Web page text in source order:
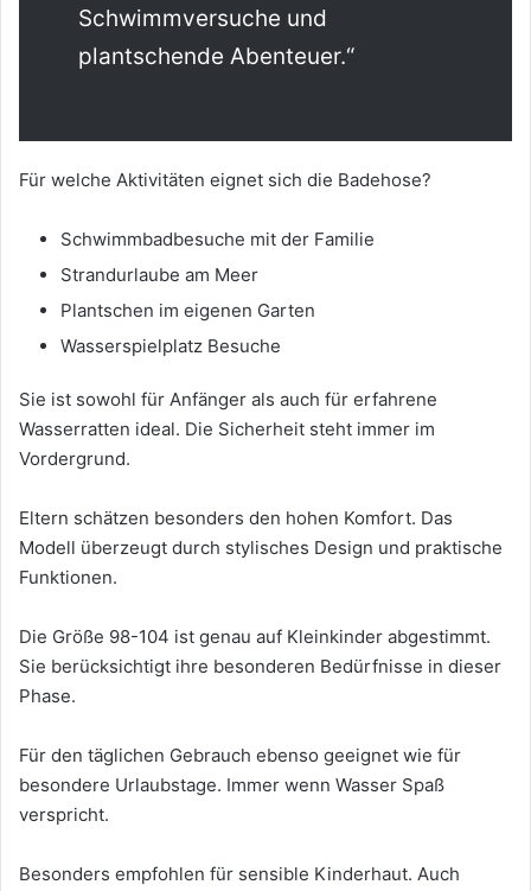
Schwimmversuche und
plantschende Abenteuer.“
Für welche Aktivitäten eignet sich die Badehose?
Schwimmbadbesuche mit der Familie
Strandurlaube am Meer
Plantschen im eigenen Garten
Wasserspielplatz Besuche
Sie ist sowohl für Anfänger als auch für erfahrene
Wasserratten ideal. Die Sicherheit steht immer im
Vordergrund.
Eltern schätzen besonders den hohen Komfort. Das
Modell überzeugt durch stylisches Design und praktische
Funktionen.
Die Größe 98-104 ist genau auf Kleinkinder abgestimmt.
Sie berücksichtigt ihre besonderen Bedürfnisse in dieser
Phase.
Für den täglichen Gebrauch ebenso geeignet wie für
besondere Urlaubstage. Immer wenn Wasser Spaß
verspricht.
Besonders empfohlen für sensible Kinderhaut. Auch